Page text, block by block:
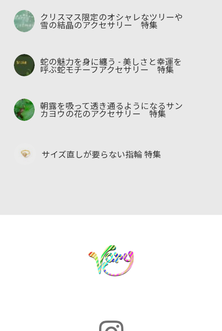
クリスマス限定のオシャレなツリーや
雪の結晶のアクセサリー 特集
蛇の魅力を身に纏う - 美しさと幸運を
呼ぶ蛇モチーフアクセサリー 特集
朝露を吸って透き通るようになるサン
カヨウの花のアクセサリー 特集
サイズ直しが要らない指輪 特集